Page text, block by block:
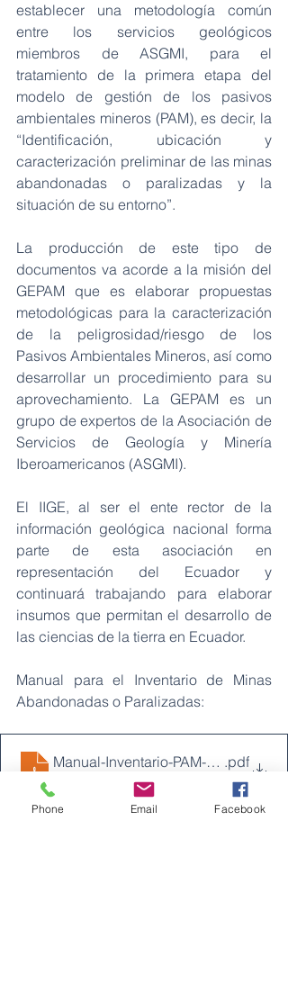
establecer una metodología común
entre los servicios geológicos
miembros de ASGMI, para el
tratamiento de la primera etapa del
modelo de gestión de los pasivos
ambientales mineros (PAM), es decir, la
“Identificación, ubicación y
caracterización preliminar de las minas
abandonadas o paralizadas y la
situación de su entorno”.
La producción de este tipo de
documentos va acorde a la misión del
GEPAM que es elaborar propuestas
metodológicas para la caracterización
de la peligrosidad/riesgo de los
Pasivos Ambientales Mineros, así como
desarrollar un procedimiento para su
aprovechamiento. La GEPAM es un
grupo de expertos de la Asociación de
Servicios de Geología y Minería
Iberoamericanos (ASGMI).
El IIGE, al ser el ente rector de la
información geológica nacional forma
parte de esta asociación en
representación del Ecuador y
continuará trabajando para elaborar
insumos que permitan el desarrollo de
las ciencias de la tierra en Ecuador.
Manual para el Inventario de Minas
Abandonadas o Paralizadas:
Manual-Inventario-PAM-y-Anexos
.pdf
Descargar PDF • 1.80MB
Phone Email Facebook